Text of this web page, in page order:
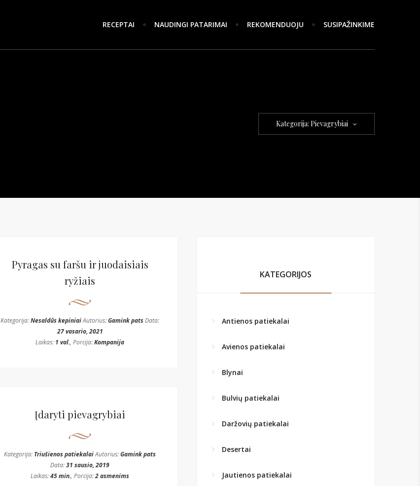
RECEPTAI NAUDINGI PATARIMAI REKOMENDUOJU SUSIPAŽINKIME
Kategorija: Pievagrybiai
Pyragas su faršu ir juodaisiais
ryžiais
Kategorija:Nesaldūs kepiniaiAutorius:Gamink patsData:
27 vasario, 2021
Laikas: 1 val., Porcija:Kompanija
Įdaryti pievagrybiai
Kategorija: Triušienos patiekalaiAutorius:Gamink pats
Data:31 sausio, 2019
Laikas:45 min., Porcija:2 asmenims
KATEGORIJOS
Antienos patiekalai
Avienos patiekalai
Blynai
Bulvių patiekalai
Daržovių patiekalai
Desertai
Jautienos patiekalai